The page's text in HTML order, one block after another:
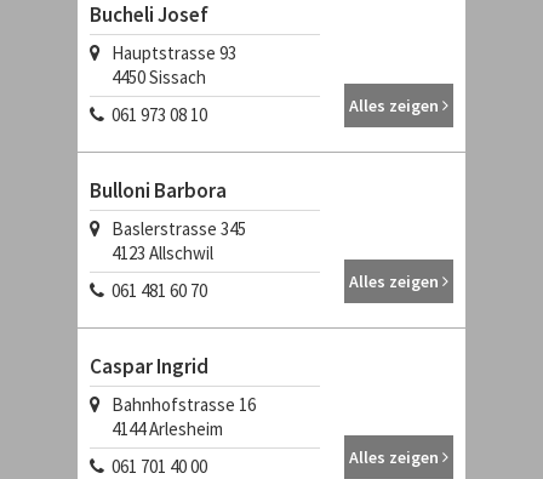
Bucheli Josef
Hauptstrasse 93
4450Sissach
061 973 08 10
Alles zeigen
Bulloni Barbora
Baslerstrasse 345
4123 Allschwil
061 481 60 70
Alles zeigen
Caspar Ingrid
Bahnhofstrasse 16
4144Arlesheim
061 701 40 00
Alles zeigen